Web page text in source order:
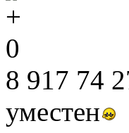
0
8 917 74
уместен